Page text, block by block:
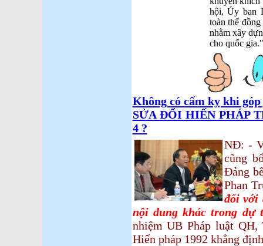
hội, Ủy ban
toàn thể
nhằm xây
cho quốc
Không có cấm kỵ khi
SỬA ĐỔI HIẾN PHÁP
4 ?
NĐ: -
cũng
Đảng
Phan
đối với
nội dung khác trong dự
nhiệm UB Pháp luật
Hiến pháp 1992 khẳng